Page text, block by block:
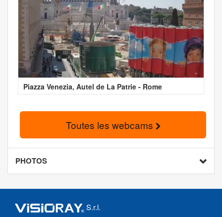
Piazza Venezia, Autel de La Patrie - Rome
Toutes les webcams
PHOTOS
S.r.l.